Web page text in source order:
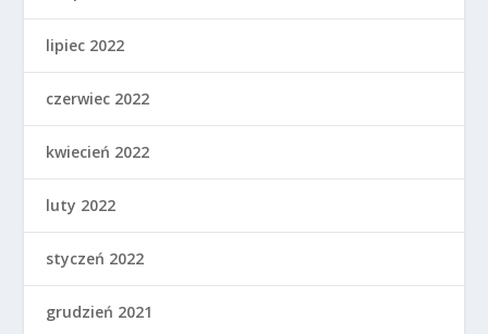
lipiec 2022
czerwiec 2022
kwiecień 2022
luty 2022
styczeń 2022
grudzień 2021